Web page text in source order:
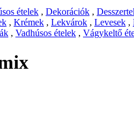
ételek , Dekorációk ,
, Krémek , Lekvárok , Levesek ,
, Vadhúsos ételek , Vágykeltő